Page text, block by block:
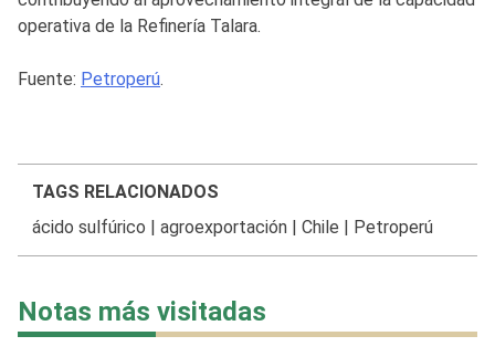
operativa de la Refinería Talara.
Fuente: Petroperú.
TAGS RELACIONADOS
ácido sulfúrico | agroexportación| Chile | Petroperú
Notas más visitadas